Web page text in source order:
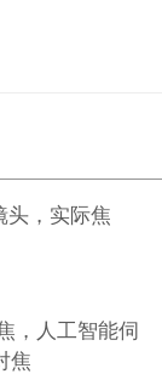
头，实际焦
，人工智能伺
焦